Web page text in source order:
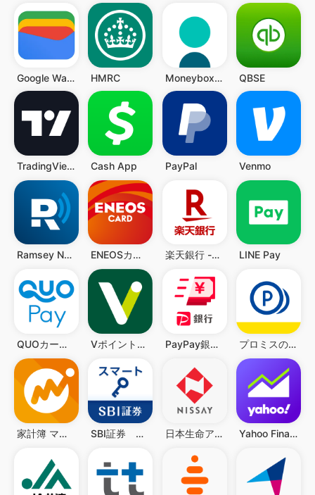
Google Wallet HMRC Moneybox - Save and Invest QBSE
TradingView - 주식 과 가상화폐 Cash App PayPal Venmo
Ramsey Network ENEOSカードアプリ 楽天銀行 -個人のお客様向けアプリ LINE Pay
QUOカードPay(公式) - 気持ちが伝わるギフトアプリ VポイントPay PayPay銀行 ローン プロミスのアプリローン。カードレスのローンでお借入
家計簿 マネーフォワード ME SBI証券 スマートアプリ 日本生命アプリ Yahoo Finance